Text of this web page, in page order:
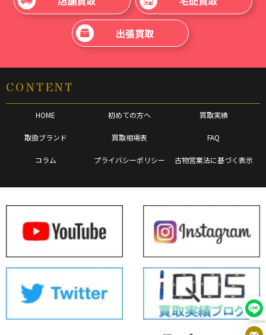
出張買取
CONTENT
HOME 初めての方へ 買取実績
取扱ブランド 買取相場表 FAQ
コラム プライバシーポリシー 古物営業法に基づく表示